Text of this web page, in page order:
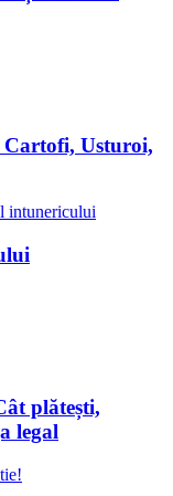
Usturoi,
plătești,
legal